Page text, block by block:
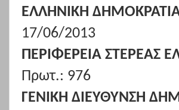
ΕΛΛΗΝΙΚΗ
17/06/2013
ΠΕΡΙΦΕΡΕΙΑ ΣΤΕΡΕΑΣ
Πρωτ.: 976
ΓΕΝΙΚΗ ΔΙΕΥΘΥΝΣΗ